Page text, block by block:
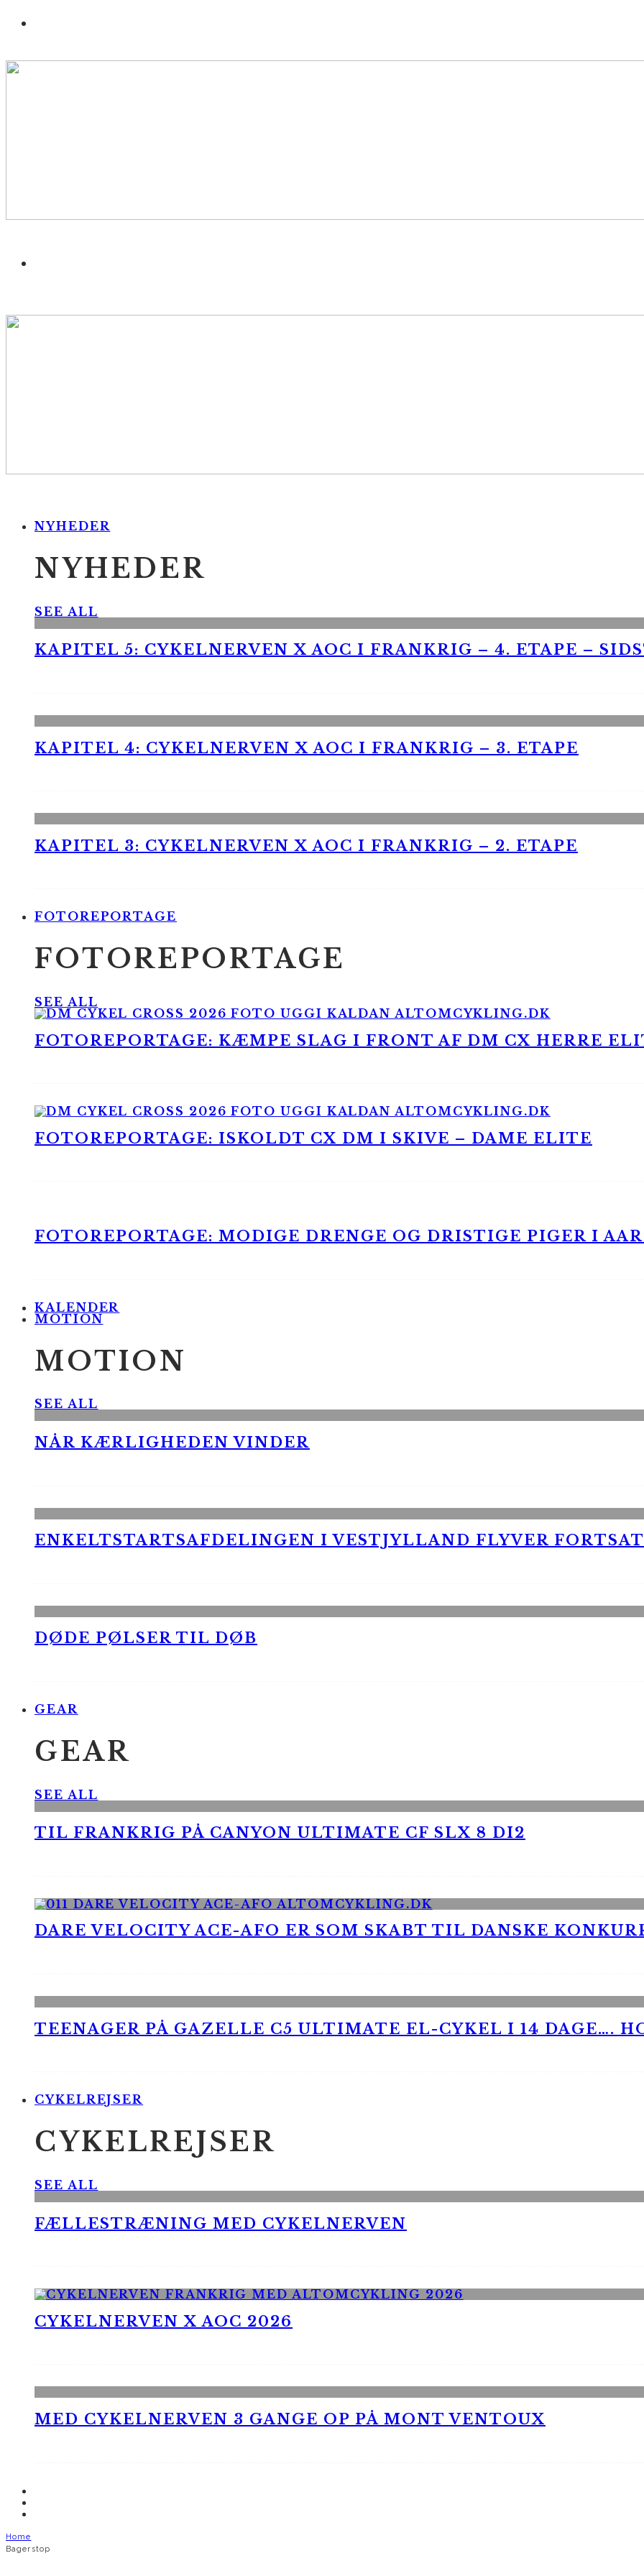
NYHEDER
NYHEDER
SEE ALL
KAPITEL 5: CYKELNERVEN X AOC I FRANKRIG – 4. ETAPE –
KAPITEL 4: CYKELNERVEN X AOC I FRANKRIG – 3. ETAPE
KAPITEL 3: CYKELNERVEN X AOC I FRANKRIG – 2. ETAPE
FOTOREPORTAGE
FOTOREPORTAGE
SEE ALL
FOTOREPORTAGE: KÆMPE SLAG I FRONT AF DM CX HERRE
FOTOREPORTAGE: ISKOLDT CX DM I SKIVE – DAME ELITE
FOTOREPORTAGE: MODIGE DRENGE OG DRISTIGE PIGER I
KALENDER
MOTION
MOTION
SEE ALL
NÅR KÆRLIGHEDEN VINDER
ENKELTSTARTSAFDELINGEN I VESTJYLLAND FLYVER
DØDE PØLSER TIL DØB
GEAR
GEAR
SEE ALL
TIL FRANKRIG PÅ CANYON ULTIMATE CF SLX 8 DI2
DARE VELOCITY ACE-AFO ER SOM SKABT TIL DANSKE
TEENAGER PÅ GAZELLE C5 ULTIMATE EL-CYKEL I 14 DAGE….
CYKELREJSER
CYKELREJSER
SEE ALL
FÆLLESTRÆNING MED CYKELNERVEN
CYKELNERVEN X AOC 2026
MED CYKELNERVEN 3 GANGE OP PÅ MONT VENTOUX
Home
Bagerstop